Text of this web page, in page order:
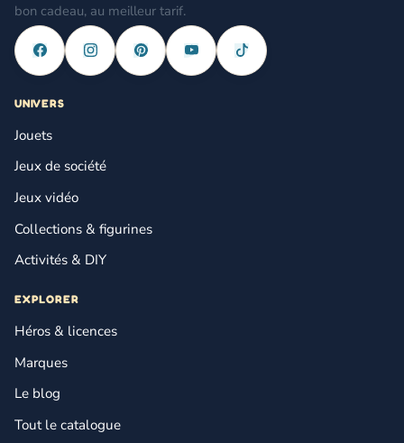
bon cadeau, au meilleur tarif.
UNIVERS
Jouets
Jeux de société
Jeux vidéo
Collections & figurines
Activités & DIY
EXPLORER
Héros & licences
Marques
Le blog
Tout le catalogue